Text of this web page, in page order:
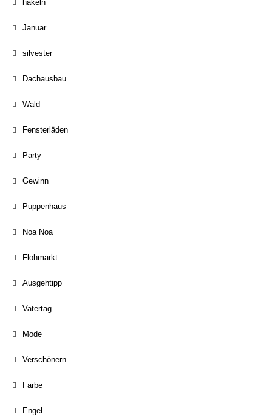
häkeln
Januar
silvester
Dachausbau
Wald
Fensterläden
Party
Gewinn
Puppenhaus
Noa Noa
Flohmarkt
Ausgehtipp
Vatertag
Mode
Verschönern
Farbe
Engel